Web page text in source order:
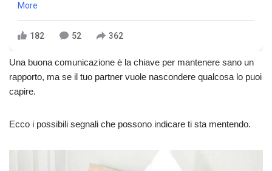
More
182 52 362
Una buona comunicazione è la chiave per mantenere sano un
rapporto, ma se il tuo partner vuole nascondere qualcosa lo puoi
capire.
Ecco i possibili segnali che possono indicare ti sta mentendo.